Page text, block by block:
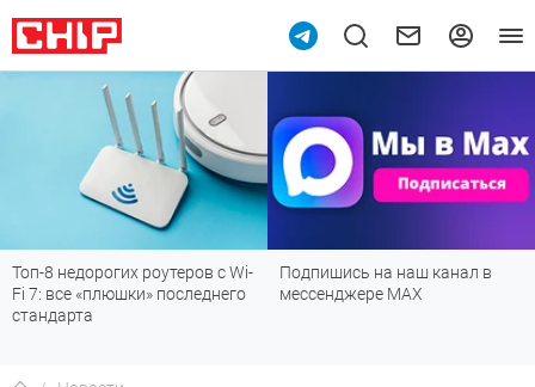
Топ-8 недорогих роутеров с Wi-
Fi 7: все «плюшки» последнего
стандарта
Подпишись на наш канал в
мессенджере МАХ